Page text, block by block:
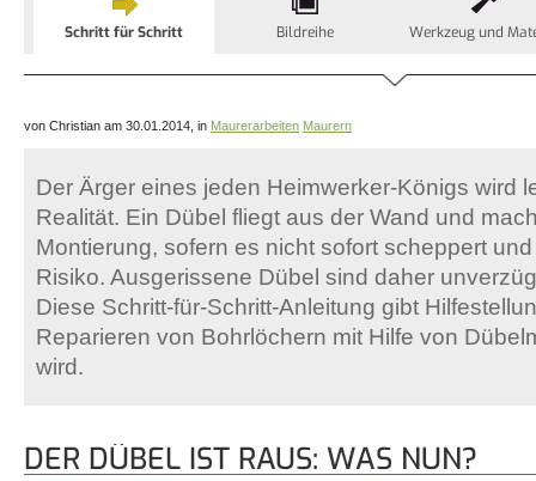
Schritt für Schritt Bildreihe Werkzeug und
von Christian am 30.01.2014, in Maurerarbeiten Maurern
Der Ärger eines jeden Heimwerker-Königs wird
Realität. Ein Dübel fliegt aus der Wand und
Montierung, sofern es nicht sofort scheppert
Risiko. Ausgerissene Dübel sind daher
Diese Schritt-für-Schritt-Anleitung gibt
Reparieren von Bohrlöchern mit Hilfe von
wird.
DER DÜBEL IST RAUS: WAS NUN?